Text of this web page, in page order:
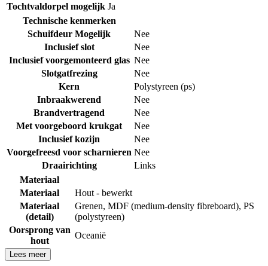
Tochtvaldorpel mogelijk Ja
Technische kenmerken
Schuifdeur Mogelijk
Nee
Inclusief slot
Nee
Inclusief voorgemonteerd glas Nee
Slotgatfrezing
Nee
Kern
Polystyreen (ps)
Inbraakwerend
Nee
Brandvertragend
Nee
Met voorgeboord krukgat
Nee
Inclusief kozijn
Nee
Voorgefreesd voor scharnieren Nee
Draairichting
Links
Materiaal
Materiaal
Hout - bewerkt
Materiaal
(detail)
Grenen, MDF (medium-density fibreboard), PS
(polystyreen)
Oorsprong van
hout
Oceanië
Lees meer